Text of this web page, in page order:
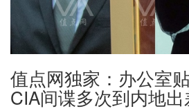
值点网独家：办公室
CIA间谍多次到内地出